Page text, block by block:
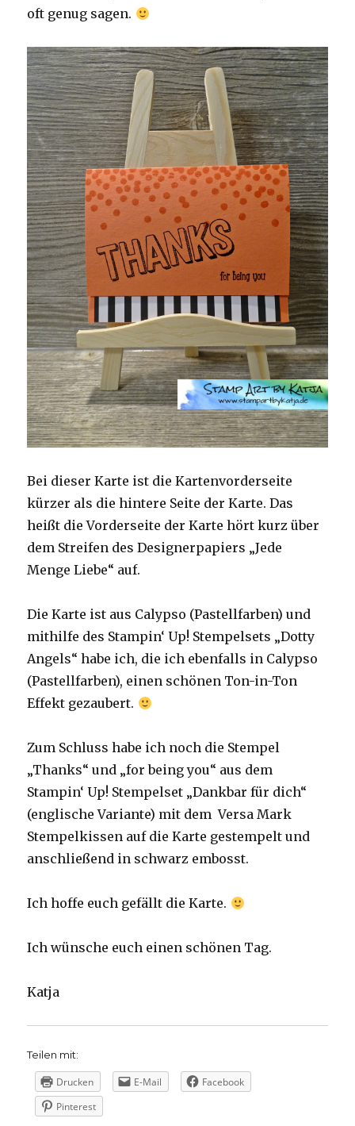
oft genug sagen.
Bei dieser Karte ist die Kartenvorderseite
kürzer als die hintere Seite der Karte. Das
heißt die Vorderseite der Karte hört kurz über
dem Streifen des Designerpapiers „Jede
Menge Liebe“ auf.
Die Karte ist aus Calypso (Pastellfarben) und
mithilfe des Stampin‘ Up! Stempelsets „Dotty
Angels“ habe ich, die ich ebenfalls in Calypso
(Pastellfarben), einen schönen Ton-in-Ton
Effekt gezaubert.
Zum Schluss habe ich noch die Stempel
„Thanks“ und „for being you“ aus dem
Stampin‘ Up! Stempelset „Dankbar für dich“
(englische Variante) mit dem Versa Mark
Stempelkissen auf die Karte gestempelt und
anschließend in schwarz embosst.
Ich hoffe euch gefällt die Karte.
Ich wünsche euch einen schönen Tag.
Katja
Teilen mit:
Drucken E-Mail
Facebook
Pinterest